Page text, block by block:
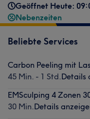
Geöffnet Heute:
Nebenzeiten
Beliebte Services
Carbon Peeling mit
45 Min. - 1 Std.Details
EMSculping 4 Zonen
30 Min.Details